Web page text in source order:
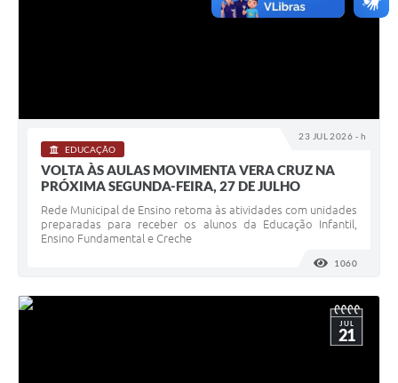
23 JUL 2026 - h
EDUCAÇÃO
VOLTA ÀS AULAS MOVIMENTA VERA CRUZ NA
PRÓXIMA SEGUNDA-FEIRA, 27 DE JULHO
Rede Municipal de Ensino retoma às atividades com unidades
preparadas para receber os alunos da Educação Infantil,
Ensino Fundamental e Creche
1060
JUL
21